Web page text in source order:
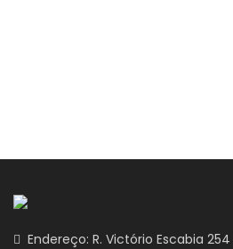
Endereço: R. Victório Escabia